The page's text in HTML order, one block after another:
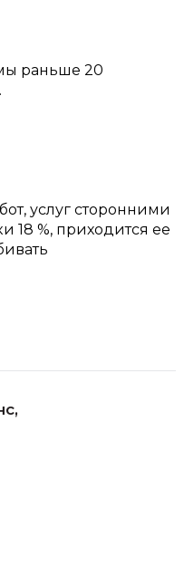
раньше 20
услуг сторонними
18 %, приходится ее